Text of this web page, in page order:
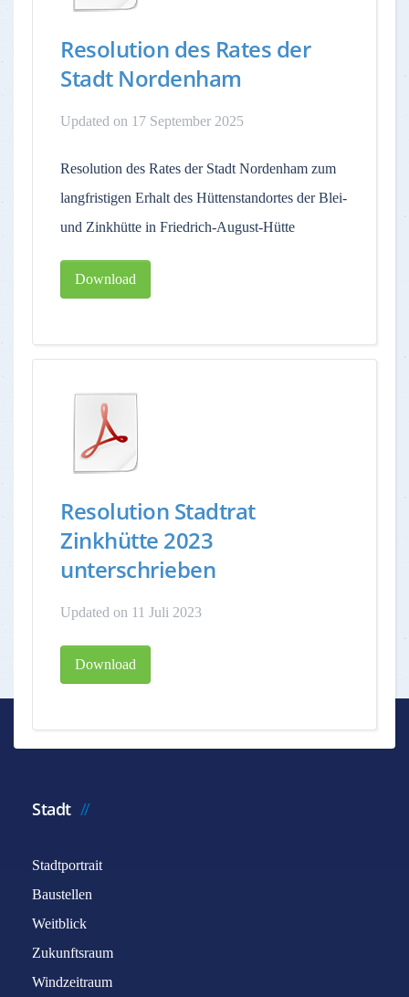
Resolution des Rates der
Stadt Nordenham
Updated on 17 September 2025
Resolution des Rates der Stadt Nordenham zum
langfristigen Erhalt des Hüttenstandortes der Blei-
und Zinkhütte in Friedrich-August-Hütte
Download
Resolution Stadtrat
Zinkhütte 2023
unterschrieben
Updated on 11 Juli 2023
Download
Stadt
Stadtportrait
Baustellen
Weitblick
Zukunftsraum
Windzeitraum